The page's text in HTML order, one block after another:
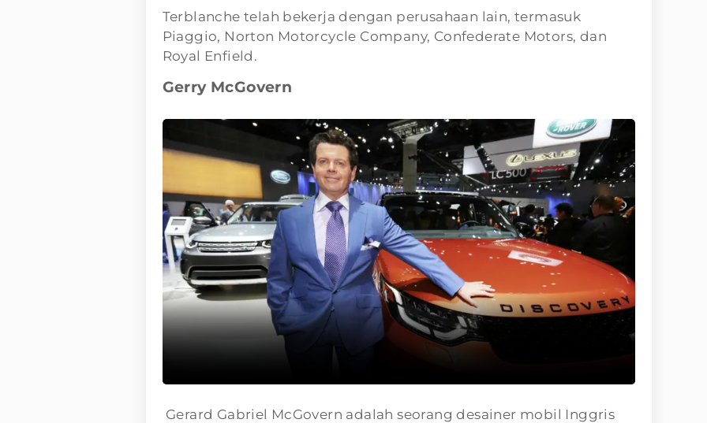
Terblanche telah bekerja dengan perusahaan lain, termasuk
Piaggio, Norton Motorcycle Company, Confederate Motors, dan
Royal Enfield.
Gerry McGovern
Gerard Gabriel McGovern adalah seorang desainer mobil Inggris